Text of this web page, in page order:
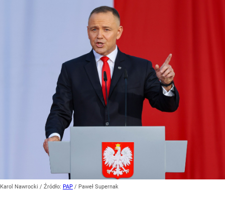
Karol Nawrocki / Źródło: PAP / Paweł Supernak